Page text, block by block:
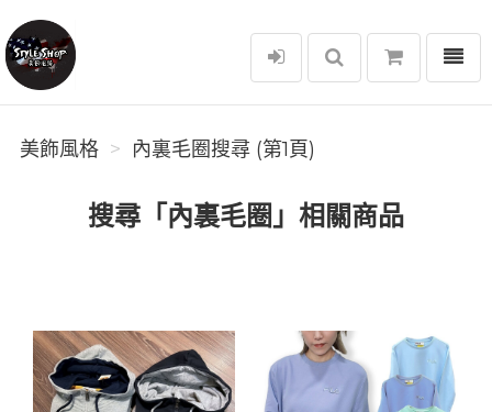
美飾風格
選單
美飾風格 內裏毛圈搜尋 (第1頁)
搜尋「內裏毛圈」相關商品